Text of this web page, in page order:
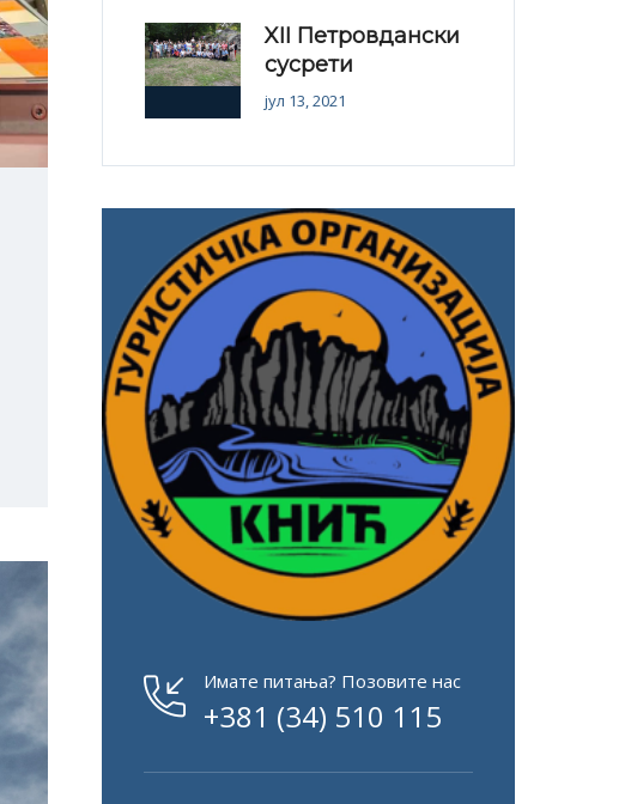
XII Петровдански
сусрети
јул 13, 2021
Имате питања? Позовите нас
+381 (34) 510 115